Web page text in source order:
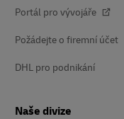
Portál pro vývojáře
Požádejte o firemní účet
DHL pro podnikání
Naše divize